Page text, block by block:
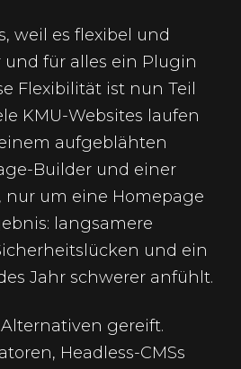
weil es flexibel und
und für alles ein Plugin
Flexibilität ist nun Teil
KMU-Websites laufen
aufgeblähten
Builder und einer
nur um eine Homepage
langsamere
und ein
Jahr schwerer anfühlt.
gereift.
Headless-CMSs